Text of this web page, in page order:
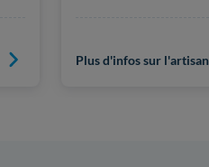
Plus d'infos sur l'artisan